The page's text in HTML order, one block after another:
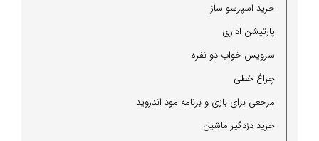
خرید اسپرسو ساز
پارتیشن اداری
سرویس خواب دو نفره
چراغ خطی
مرجعی برای بازی و برنامه مود اندروید
خرید دزدگیر ماشین